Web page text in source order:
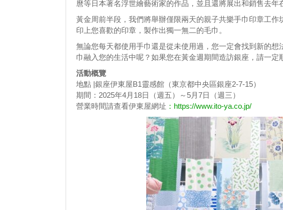
麿等日本著名浮世繪藝術家的作品，並且還將展出和銷售去年
黃金周前半段，我們將舉辦僅限兩天的親子共樂手巾印章工
印上您喜歡的印章，製作出獨一無二的毛巾。
無論您每天都使用手巾還是從未使用過，您一定會找到新的
巾融入您的生活中呢？如果您在黃金週期間造訪銀座，請一定
活動概覽
地點 |銀座伊東屋B1靈感館（東京都中央區銀座2-7-15）
期間：2025年4月18日（週五）～5月7日（週三）
營業時間請查看伊東屋網址 ：https://www.ito-ya.co.jp/